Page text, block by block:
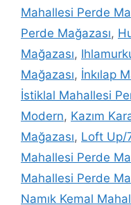
Mahallesi Perde
Perde Mağazası,
Mağazası,
Mağazası, İnkılap
İstiklal Mahallesi
Modern, Kazım
Mağazası, Loft Up/
Mahallesi Perde
Mahallesi Perde
Namık Kemal